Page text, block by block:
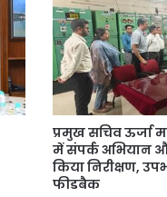
प्रमुख सचिव ऊर्जा
में संपर्क अभियान
किया निरीक्षण,
फीडबैक